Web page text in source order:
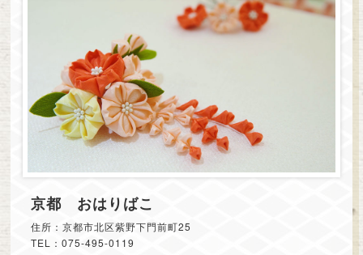
京都 おはりばこ
住所：京都市北区紫野下門前町25
TEL：075-495-0119